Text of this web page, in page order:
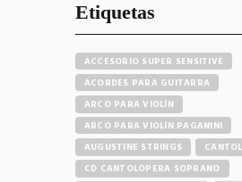
Etiquetas
ACCESORIO SUPER SENSITIVE
ACORDES PARA GUITARRA
ARCO PARA VIOLÍN
ARCO PARA VIOLÍN PAGANINI
AUGUSTINE STRINGS
CD CANTOLOPERA SOPRANO